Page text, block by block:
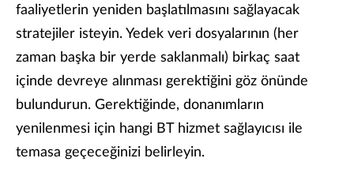
faaliyetlerin yeniden başlatılmasını sağlayacak
stratejiler isteyin. Yedek veri dosyalarının (her
zaman başka bir yerde saklanmalı) birkaç saat
içinde devreye alınması gerektiğini göz önünde
bulundurun. Gerektiğinde, donanımların
yenilenmesi için hangi BT hizmet sağlayıcısı ile
temasa geçeceğinizi belirleyin.